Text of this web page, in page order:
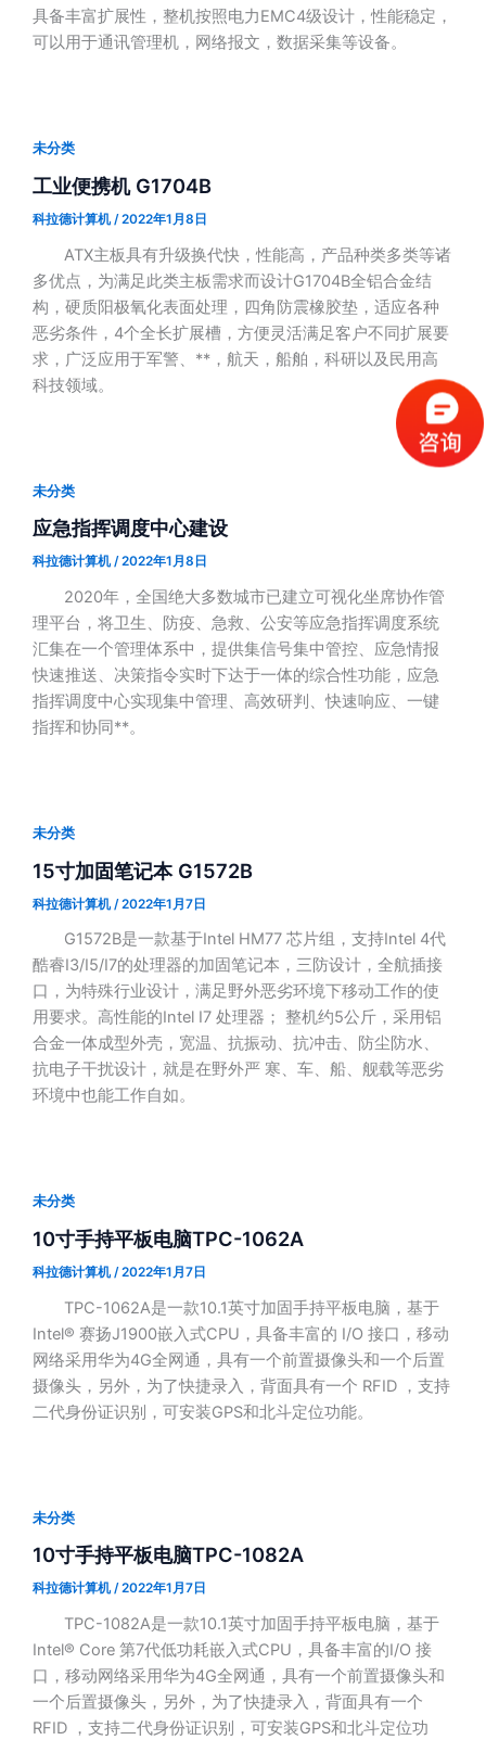
具备丰富扩展性，整机按照电力EMC4级设计，性能稳定，
可以用于通讯管理机，网络报文，数据采集等设备。
未分类
工业便携机 G1704B
科拉德计算机/2022年1月8日
ATX主板具有升级换代快，性能高，产品种类多类等诸
多优点，为满足此类主板需求而设计G1704B全铝合金结
构，硬质阳极氧化表面处理，四角防震橡胶垫，适应各种
恶劣条件，4个全长扩展槽，方便灵活满足客户不同扩展要
求，广泛应用于军警、**，航天，船舶，科研以及民用高
科技领域。
未分类
应急指挥调度中心建设
科拉德计算机/2022年1月8日
2020年，全国绝大多数城市已建立可视化坐席协作管
理平台，将卫生、防疫、急救、公安等应急指挥调度系统
汇集在一个管理体系中，提供集信号集中管控、应急情报
快速推送、决策指令实时下达于一体的综合性功能，应急
指挥调度中心实现集中管理、高效研判、快速响应、一键
指挥和协同**。
未分类
15寸加固笔记本 G1572B
科拉德计算机 /2022年1月7日
G1572B是一款基于Intel HM77 芯片组，支持Intel 4代
酷睿I3/I5/I7的处理器的加固笔记本，三防设计，全航插接
口，为特殊行业设计，满足野外恶劣环境下移动工作的使
用要求。高性能的Intel I7 处理器； 整机约5公斤，采用铝
合金一体成型外壳，宽温、抗振动、抗冲击、防尘防水、
抗电子干扰设计，就是在野外严 寒、车、船、舰载等恶劣
环境中也能工作自如。
未分类
10寸手持平板电脑TPC-1062A
科拉德计算机/2022年1月7日
TPC-1062A是一款10.1英寸加固手持平板电脑，基于
Intel® 赛扬J1900嵌入式CPU，具备丰富的 I/O 接口，移动
网络采用华为4G全网通，具有一个前置摄像头和一个后置
摄像头，另外，为了快捷录入，背面具有一个 RFID ，支持
二代身份证识别，可安装GPS和北斗定位功能。
未分类
10寸手持平板电脑TPC-1082A
科拉德计算机/2022年1月7日
TPC-1082A是一款10.1英寸加固手持平板电脑，基于
Intel® Core 第7代低功耗嵌入式CPU，具备丰富的I/O 接
口，移动网络采用华为4G全网通，具有一个前置摄像头和
一个后置摄像头，另外，为了快捷录入，背面具有一个
RFID ，支持二代身份证识别，可安装GPS和北斗定位功